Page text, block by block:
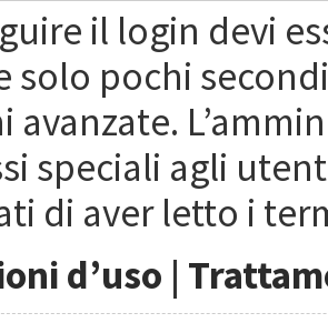
il login devi
solo pochi
avanzate.
speciali agli
di aver letto i
d’uso |